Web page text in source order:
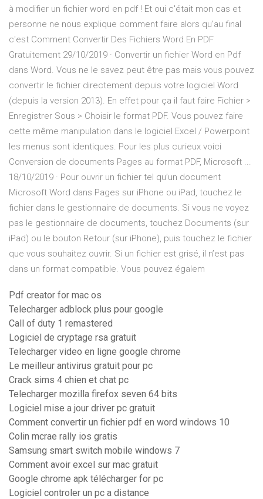
à modifier un fichier word en pdf ! Et oui c'était mon cas et
personne ne nous explique comment faire alors qu'au final
c'est Comment Convertir Des Fichiers Word En PDF
Gratuitement 29/10/2019 · Convertir un fichier Word en Pdf
dans Word. Vous ne le savez peut être pas mais vous pouvez
convertir le fichier directement depuis votre logiciel Word
(depuis la version 2013). En effet pour ça il faut faire Fichier >
Enregistrer Sous > Choisir le format PDF. Vous pouvez faire
cette même manipulation dans le logiciel Excel / Powerpoint
les menus sont identiques. Pour les plus curieux voici
Conversion de documents Pages au format PDF, Microsoft ...
18/10/2019 · Pour ouvrir un fichier tel qu’un document
Microsoft Word dans Pages sur iPhone ou iPad, touchez le
fichier dans le gestionnaire de documents. Si vous ne voyez
pas le gestionnaire de documents, touchez Documents (sur
iPad) ou le bouton Retour (sur iPhone), puis touchez le fichier
que vous souhaitez ouvrir. Si un fichier est grisé, il n’est pas
dans un format compatible. Vous pouvez égalem
Pdf creator for mac os
Telecharger adblock plus pour google
Call of duty 1 remastered
Logiciel de cryptage rsa gratuit
Telecharger video en ligne google chrome
Le meilleur antivirus gratuit pour pc
Crack sims 4 chien et chat pc
Telecharger mozilla firefox seven 64 bits
Logiciel mise a jour driver pc gratuit
Comment convertir un fichier pdf en word windows 10
Colin mcrae rally ios gratis
Samsung smart switch mobile windows 7
Comment avoir excel sur mac gratuit
Google chrome apk télécharger for pc
Logiciel controler un pc a distance